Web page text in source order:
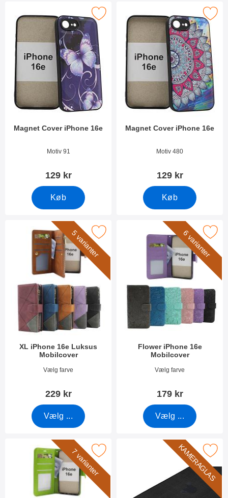
Magnet Cover iPhone 16e
Varenr 52834Motiv 91
129 kr
Køb
Marker magnet Cover iPhone 16e som favorit
Magnet Cover iPhone 16e
Varenr 52835Motiv 480
129 kr
Køb
Marker magnet Cover
5 varianter
XL iPhone 16e Luksus
Mobilcover
Varenr 52836Vælg farve
229 kr
Vælg ...
Marker xL iPhone 16e Luksus Mobilcover som favorit6 varianter
Flower iPhone 16e
Mobilcover
Varenr 52841Vælg farve
179 kr
Vælg ...
Marker flower iPhone 16e
7 varianter
crazy Horse iPhone 16e Mobilcover som favoritKAMERAGLAS
Marker kameraglas